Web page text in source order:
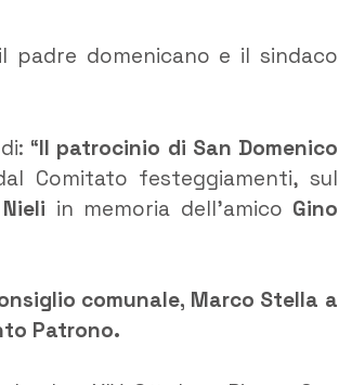
padre domenicano e il sindaco
“Il patrocinio di San Domenico
Comitato festeggiamenti, sul
in memoria dell’amico Gino
comunale, Marco Stella a
Patrono.